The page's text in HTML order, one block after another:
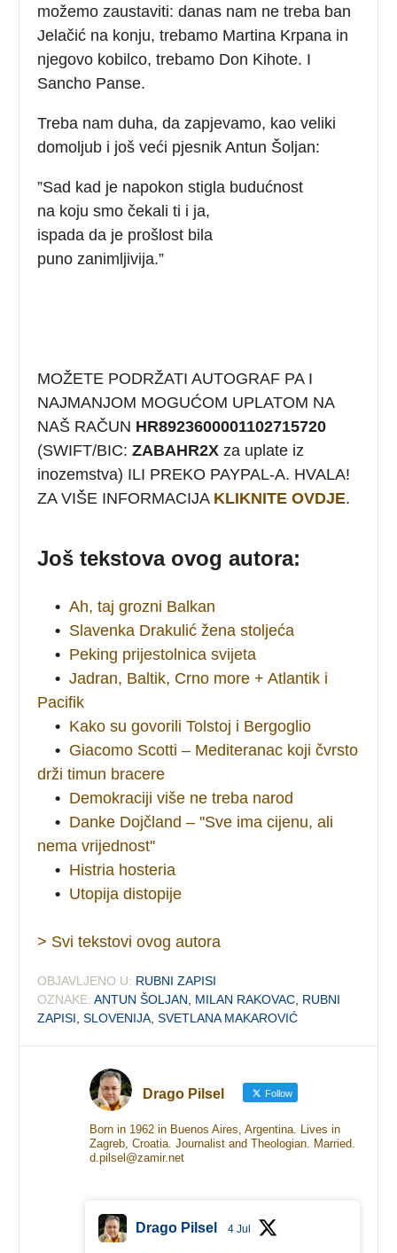
možemo zaustaviti: danas nam ne treba ban
Jelačić na konju, trebamo Martina Krpana in
njegovo kobilco, trebamo Don Kihote. I
Sancho Panse.
Treba nam duha, da zapjevamo, kao veliki
domoljub i još veći pjesnik Antun Šoljan:
”Sad kad je napokon stigla budućnost
na koju smo čekali ti i ja,
ispada da je prošlost bila
puno zanimljivija.”
MOŽETE PODRŽATI AUTOGRAF PA I
NAJMANJOM MOGUĆOM UPLATOM NA
NAŠ RAČUN HR8923600001102715720
(SWIFT/BIC: ZABAHR2X za uplate iz
inozemstva) ILI PREKO PAYPAL-A. HVALA!
ZA VIŠE INFORMACIJA KLIKNITE OVDJE.
Još tekstova ovog autora:
• Ah, taj grozni Balkan
• Slavenka Drakulić žena stoljeća
• Peking prijestolnica svijeta
• Jadran, Baltik, Crno more + Atlantik i
Pacifik
• Kako su govorili Tolstoj i Bergoglio
• Giacomo Scotti – Mediteranac koji čvrsto
drži timun bracere
• Demokraciji više ne treba narod
• Danke Dojčland – ''Sve ima cijenu, ali
nema vrijednost''
• Histria hosteria
• Utopija distopije
> Svi tekstovi ovog autora
OBJAVLJENO U: RUBNI ZAPISI
OZNAKE: ANTUN ŠOLJAN MILAN RAKOVAC RUBNI
ZAPISI ,SLOVENIJA ,SVETLANA MAKAROVIĆ
Drago Pilsel Follow
Born in 1962 in Buenos Aires, Argentina. Lives in
Zagreb, Croatia. Journalist and Theologian. Married.
d.pilsel@zamir.net
Drago Pilsel 4 Jul